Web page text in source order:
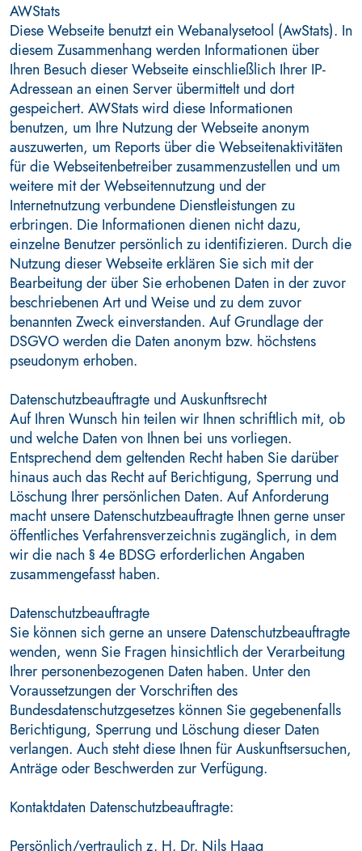
AWStats
Diese Webseite benutzt ein Webanalysetool (AwStats). In
diesem Zusammenhang werden Informationen über
Ihren Besuch dieser Webseite einschließlich Ihrer IP-
Adressean an einen Server übermittelt und dort
gespeichert. AWStats wird diese Informationen
benutzen, um Ihre Nutzung der Webseite anonym
auszuwerten, um Reports über die Webseitenaktivitäten
für die Webseitenbetreiber zusammenzustellen und um
weitere mit der Webseitennutzung und der
Internetnutzung verbundene Dienstleistungen zu
erbringen. Die Informationen dienen nicht dazu,
einzelne Benutzer persönlich zu identifizieren. Durch die
Nutzung dieser Webseite erklären Sie sich mit der
Bearbeitung der über Sie erhobenen Daten in der zuvor
beschriebenen Art und Weise und zu dem zuvor
benannten Zweck einverstanden. Auf Grundlage der
DSGVO werden die Daten anonym bzw. höchstens
pseudonym erhoben.
Datenschutzbeauftragte und Auskunftsrecht
Auf Ihren Wunsch hin teilen wir Ihnen schriftlich mit, ob
und welche Daten von Ihnen bei uns vorliegen.
Entsprechend dem geltenden Recht haben Sie darüber
hinaus auch das Recht auf Berichtigung, Sperrung und
Löschung Ihrer persönlichen Daten. Auf Anforderung
macht unsere Datenschutzbeauftragte Ihnen gerne unser
öffentliches Verfahrensverzeichnis zugänglich, in dem
wir die nach § 4e BDSG erforderlichen Angaben
zusammengefasst haben.
Datenschutzbeauftragte
Sie können sich gerne an unsere Datenschutzbeauftragte
wenden, wenn Sie Fragen hinsichtlich der Verarbeitung
Ihrer personenbezogenen Daten haben. Unter den
Voraussetzungen der Vorschriften des
Bundesdatenschutzgesetzes können Sie gegebenenfalls
Berichtigung, Sperrung und Löschung dieser Daten
verlangen. Auch steht diese Ihnen für Auskunftsersuchen,
Anträge oder Beschwerden zur Verfügung.
Kontaktdaten Datenschutzbeauftragte:
Persönlich/vertraulich z. H. Dr. Nils Haag